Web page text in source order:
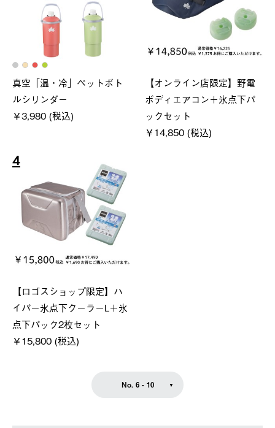
真空「温・冷」ペットボト
ルシリンダー
￥3,980 (税込)
【オンライン店限定】野電
ボディエアコン＋氷点下パ
ックセット
￥14,850 (税込)
4
【ロゴスショップ限定】ハ
イパー氷点下クーラーL＋氷
点下パック2枚セット
￥15,800 (税込)
No. 6 - 10